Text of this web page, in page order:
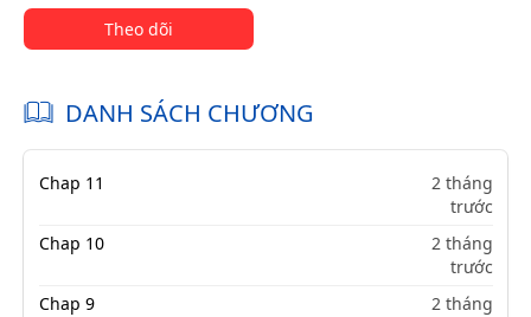
Theo dõi
DANH SÁCH CHƯƠNG
Chap 11
2 tháng
trước
Chap 10
2 tháng
trước
Chap 9
2 tháng